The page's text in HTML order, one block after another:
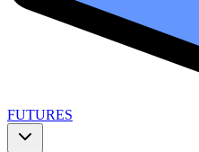
FUTURES